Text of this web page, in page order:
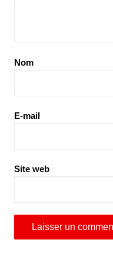
Nom
E-mail
Site web